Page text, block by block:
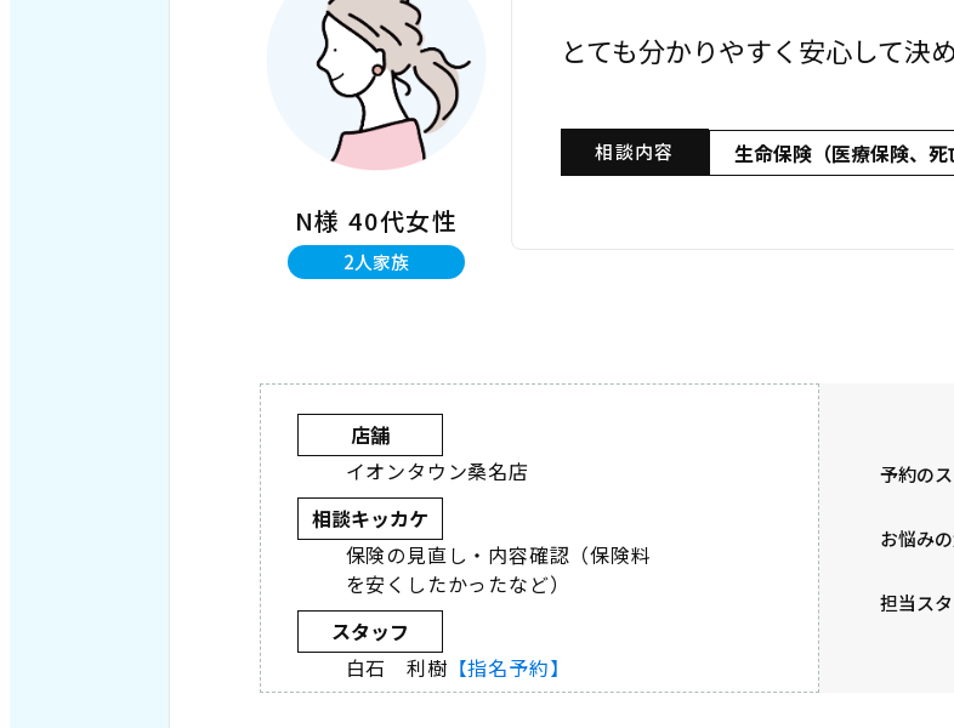
N様 40代女性
2人家族
とても分かりやすく安心して決
相談内容 生命保険（医療保険、死
店舗
イオンタウン桑名店
相談キッカケ
保険の見直し・内容確認（保険料
を安くしたかったなど）
スタッフ
白石 利樹 【指名予約】
予約の
お悩み
担当ス